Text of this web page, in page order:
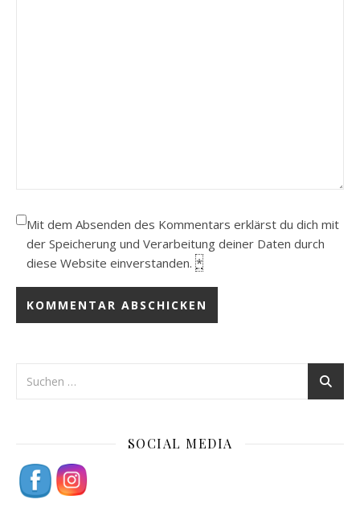
Mit dem Absenden des Kommentars erklärst du dich mit
der Speicherung und Verarbeitung deiner Daten durch
diese Website einverstanden. *
SOCIAL MEDIA